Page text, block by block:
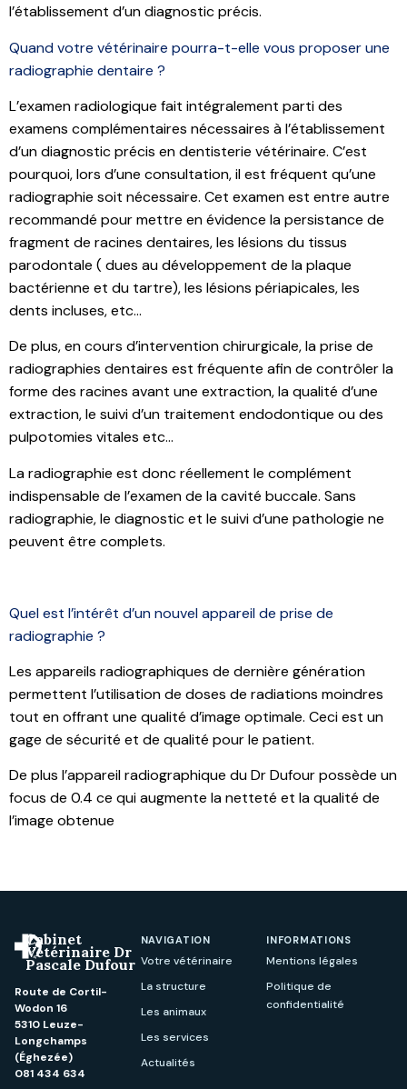
l’établissement d’un diagnostic précis.
Quand votre vétérinaire pourra-t-elle vous proposer une
radiographie dentaire ?
L’examen radiologique fait intégralement parti des
examens complémentaires nécessaires à l’établissement
d’un diagnostic précis en dentisterie vétérinaire. C’est
pourquoi, lors d’une consultation, il est fréquent qu’une
radiographie soit nécessaire. Cet examen est entre autre
recommandé pour mettre en évidence la persistance de
fragment de racines dentaires, les lésions du tissus
parodontale ( dues au développement de la plaque
bactérienne et du tartre), les lésions périapicales, les
dents incluses, etc…
De plus, en cours d’intervention chirurgicale, la prise de
radiographies dentaires est fréquente afin de contrôler la
forme des racines avant une extraction, la qualité d’une
extraction, le suivi d’un traitement endodontique ou des
pulpotomies vitales etc…
La radiographie est donc réellement le complément
indispensable de l’examen de la cavité buccale. Sans
radiographie, le diagnostic et le suivi d’une pathologie ne
peuvent être complets.
Quel est l’intérêt d’un nouvel appareil de prise de
radiographie ?
Les appareils radiographiques de dernière génération
permettent l’utilisation de doses de radiations moindres
tout en offrant une qualité d’image optimale. Ceci est un
gage de sécurité et de qualité pour le patient.
De plus l’appareil radiographique du Dr Dufour possède un
focus de 0.4 ce qui augmente la netteté et la qualité de
l’image obtenue
Cabinet
Vétérinaire Dr
Pascale Dufour
Route de Cortil-
Wodon 16
5310 Leuze-
Longchamps
(Éghezée)
081 434 634
NAVIGATION
Votre vétérinaire
La structure
Les animaux
Les services
Actualités
INFORMATIONS
Mentions légales
Politique de
confidentialité